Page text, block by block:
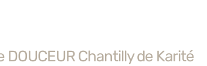
DOUCEUR Chantilly de Karité